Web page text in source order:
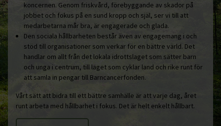
koncernen. Genom friskvård, förebyggande av skador på
jobbet och fokus på en sund kropp och själ, ser vi till att
medarbetarna mår bra, är engagerade och glada.
Den sociala hållbarheten består även av engagemang i och
stöd till organisationer som verkar för en bättre värld. Det
handlar om allt från det lokala idrottslaget som sätter barn
och unga i centrum, till laget som cyklar land och rike runt för
att samla in pengar till Barncancerfonden.
Vårt sätt att bidra till ett bättre samhälle är att varje dag, året
runt arbeta med hållbarhet i fokus. Det är helt enkelt hållbart.